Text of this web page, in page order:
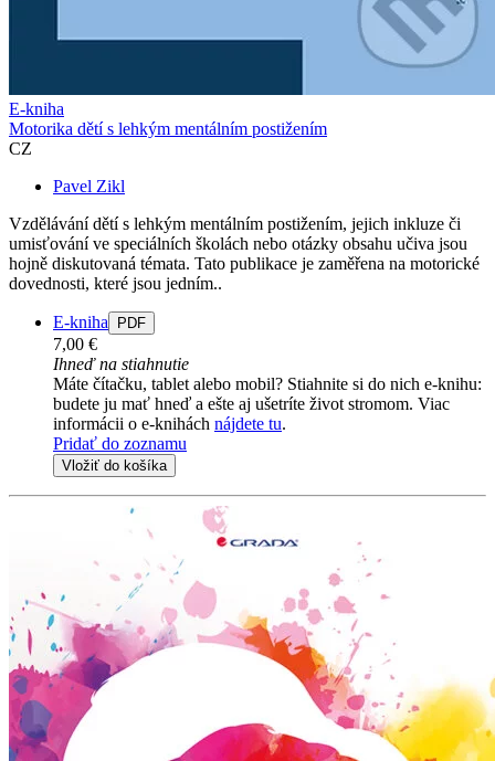
E-kniha
Motorika dětí s lehkým mentálním postižením
CZ
Pavel Zikl
Vzdělávání dětí s lehkým mentálním postižením, jejich inkluze či
umisťování ve speciálních školách nebo otázky obsahu učiva jsou
hojně diskutovaná témata. Tato publikace je zaměřena na motorické
dovednosti, které jsou jedním..
E-kniha PDF
7,00 €
Ihneď na stiahnutie
Máte čítačku, tablet alebo mobil? Stiahnite si do nich e-knihu:
budete ju mať hneď a ešte aj ušetríte život stromom. Viac
informácii o e-knihách nájdete tu.
Pridať do zoznamu
Vložiť do košíka